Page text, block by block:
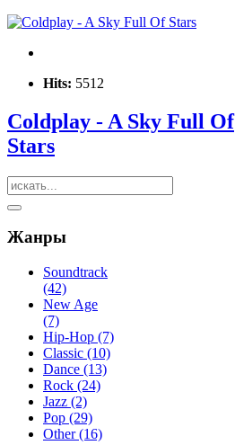
Hits: 5512
Coldplay - A Sky Full Of
Stars
Жанры
Soundtrack
(42)
New Age
(7)
Hip-Hop (7)
Classic (10)
Dance (13)
Rock (24)
Jazz (2)
Pop (29)
Other (16)